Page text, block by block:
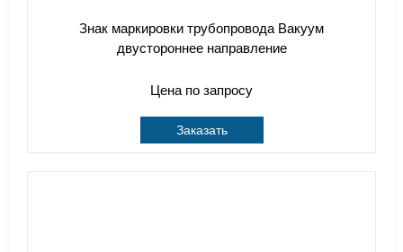
Знак маркировки трубопровода Вакуум
двустороннее направление
Цена по запросу
Заказать